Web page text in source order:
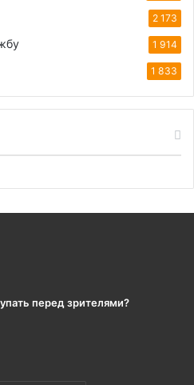
2 173
1 914
1 833
перед зрителями?